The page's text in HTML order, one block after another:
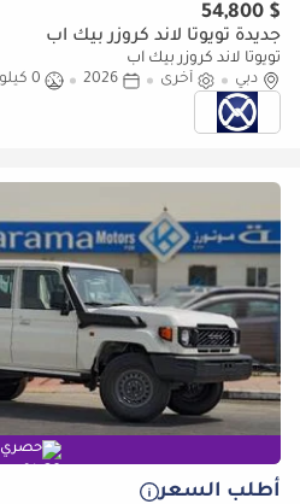
$ 54,800
جديدة تويوتا لاند كروزر بيك آب
تويوتا لاند كروزر بيك آب
دبي
أخرى 2026
0 كيلومتر
حصري
أطلب السعر